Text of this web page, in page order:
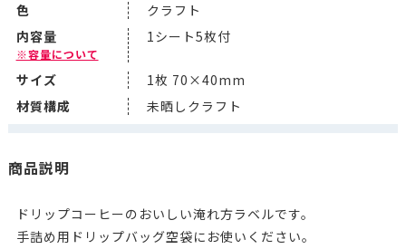
色
クラフト
内容量
※容量について
1シート5枚付
サイズ
1枚 70×40mm
材質構成
未晒しクラフト
商品説明
ドリップコーヒーのおいしい淹れ方ラベルです。
手詰め用ドリップバッグ空袋にお使いください。